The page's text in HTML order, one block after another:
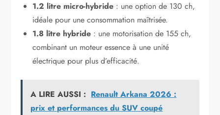
1.2 litre micro-hybride : une option de 130 ch,
idéale pour une consommation maîtrisée.
1.8 litre hybride : une motorisation de 155 ch,
combinant un moteur essence à une unité
électrique pour plus d’efficacité.
A LIRE AUSSI : Renault Arkana 2026 :
prix et performances du SUV coupé